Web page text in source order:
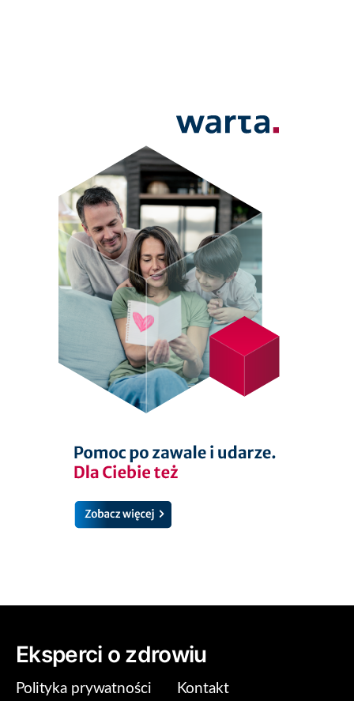
Eksperci o zdrowiu
Polityka prywatności Kontakt